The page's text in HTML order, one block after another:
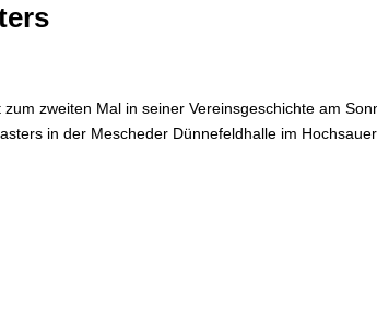
zweiten Mal in seiner Vereinsgeschichte am
in der Mescheder Dünnefeldhalle im